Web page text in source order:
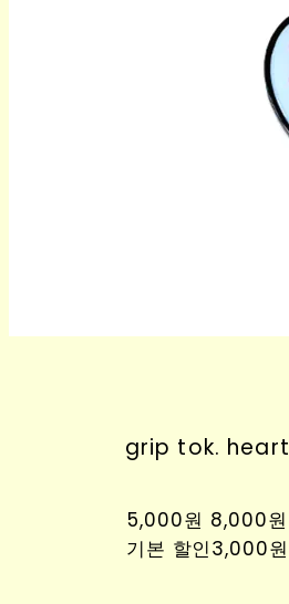
grip tok. heart
5,000원 8,000원
기본 할인3,000원